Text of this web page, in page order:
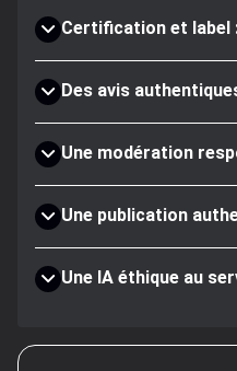
Certification et label
Des avis
Une modération
Une publication
Une IA éthique au